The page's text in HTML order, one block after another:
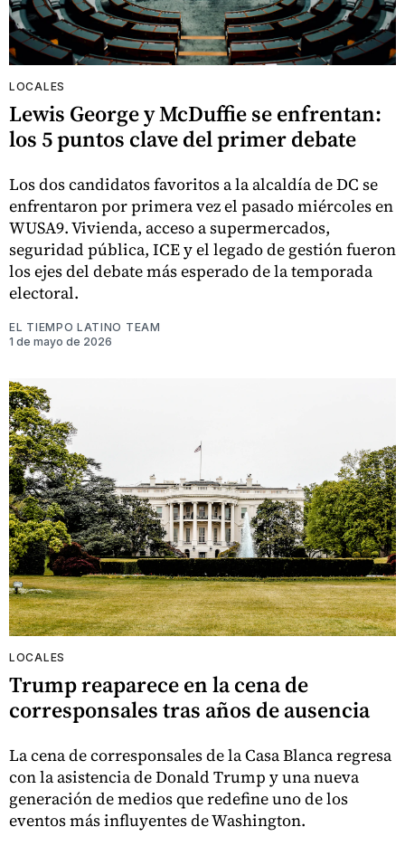
LOCALES
Lewis George y McDuffie se enfrentan:
los 5 puntos clave del primer debate
Los dos candidatos favoritos a la alcaldía de DC se
enfrentaron por primera vez el pasado miércoles en
WUSA9. Vivienda, acceso a supermercados,
seguridad pública, ICE y el legado de gestión fueron
los ejes del debate más esperado de la temporada
electoral.
EL TIEMPO LATINO TEAM
1 de mayo de 2026
LOCALES
Trump reaparece en la cena de
corresponsales tras años de ausencia
La cena de corresponsales de la Casa Blanca regresa
con la asistencia de Donald Trump y una nueva
generación de medios que redefine uno de los
eventos más influyentes de Washington.